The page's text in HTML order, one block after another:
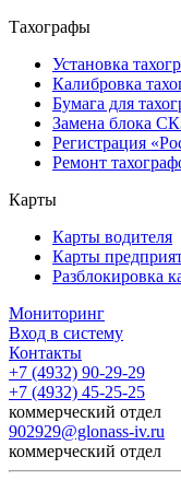
Тахографы
Установка
Калибровка
Бумага для
Замена блока
Регистрация
Ремонт
Карты
Карты водителя
Карты
Разблокировка
Мониторинг
Вход в систему
Контакты
+7 (4932) 90-29-29
+7 (4932) 45-25-25
коммерческий отдел
902929@glonass-iv.ru
коммерческий отдел